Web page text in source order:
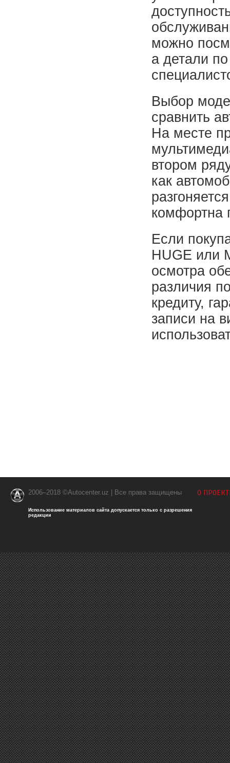
можно
а детали
Выбор
сравнить
На месте
втором
как
комфортна
Если
HUGE или
осмотра
различия
кредиту,
записи на
2006–2018 ©Autocenter.uz | Все права защищены
Использование материалов сайта допускается только с разрешения
редакции
О